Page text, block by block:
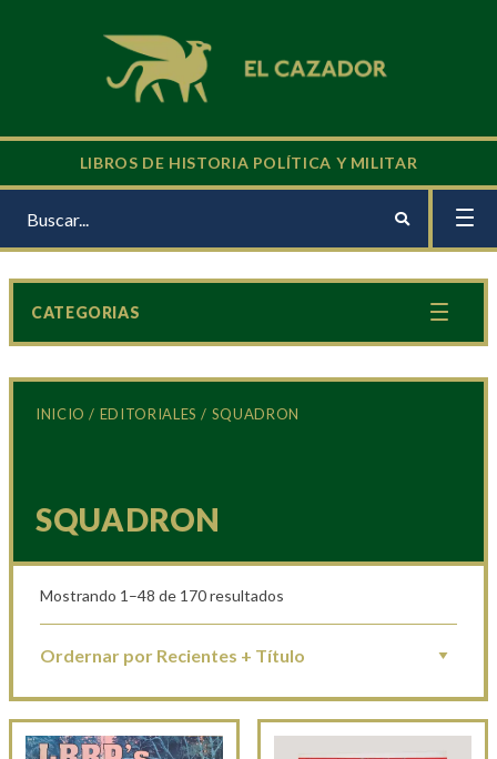
LIBROS DE HISTORIA POLÍTICA Y MILITAR
INICIO / EDITORIALES / SQUADRON
SQUADRON
Mostrando 1–48 de 170 resultados
CATEGORIAS